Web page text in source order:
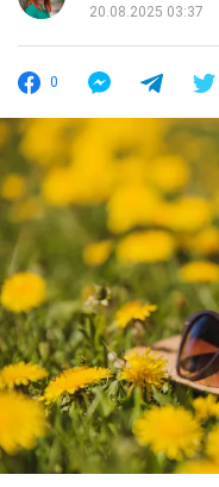
20.08.2025 03:37
0